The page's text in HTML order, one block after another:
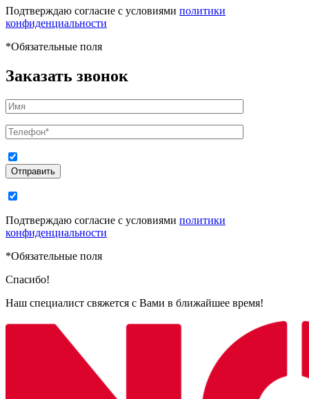
Подтверждаю согласие с условиями политики
конфиденциальности
*Обязательные поля
Заказать звонок
Отправить
Подтверждаю согласие с условиями политики
конфиденциальности
*Обязательные поля
Спасибо!
Наш специалист свяжется с Вами в ближайшее время!